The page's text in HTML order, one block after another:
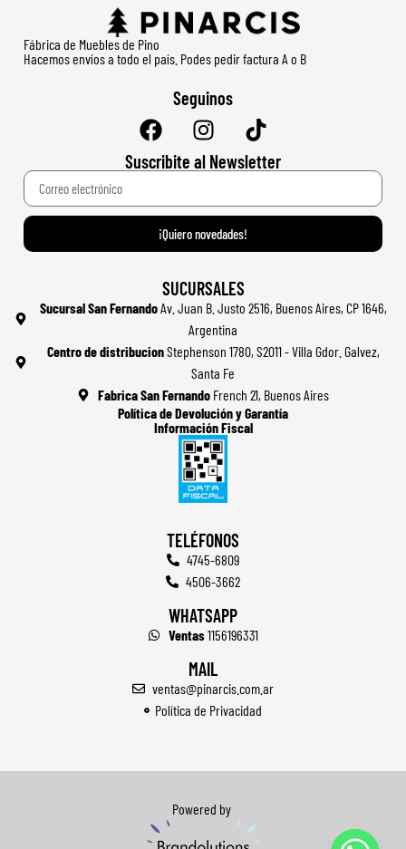
Fábrica de Muebles de Pino
Hacemos envíos a todo el país. Podes pedir factura A o B
Seguinos
Suscribite al Newsletter
¡Quiero novedades!
SUCURSALES
Sucursal San FernandoAv. Juan B. Justo 2516, Buenos Aires, CP 1646,
Argentina
Centro de distribucionStephenson 1780, S2011 - Villa Gdor. Galvez,
Santa Fe
Fabrica San FernandoFrench 21, Buenos Aires
Política de Devolución y Garantía
Información Fiscal
TELÉFONOS
4745-6809
4506-3662
WHATSAPP
Ventas1156196331
MAIL
ventas@pinarcis.com.ar
Política de Privacidad
Powered by